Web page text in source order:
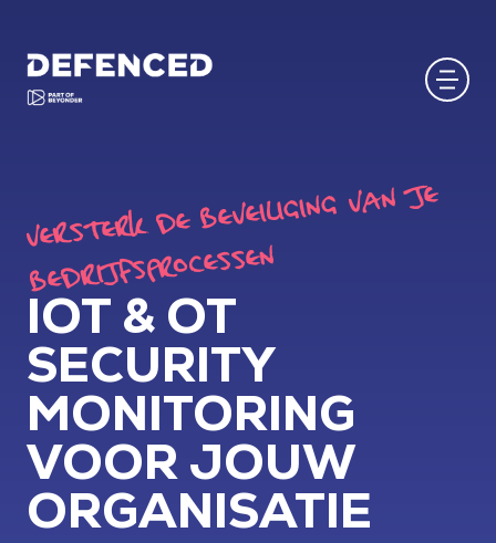
VERSTERK DE BEVEILIGING VAN JE
BEDRIJFSPROCESSEN
IOT & OT
SECURITY
MONITORING
VOOR JOUW
ORGANISATIE